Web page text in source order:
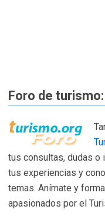
Foro de
tus consultas, dudas o
tus experiencias y
temas. Anímate y
apasionados por el